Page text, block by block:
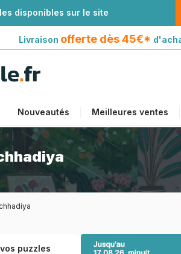
disponibles sur le site
Livraison offerte dès 45€*
Nouveautés Meilleures ventes
avec Mondial Relay
puzzles